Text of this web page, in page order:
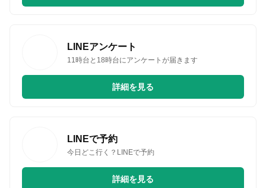
LINEアンケート
11時台と18時台にアンケートが届きます
詳細を見る
LINEで予約
今日どこ行く？LINEで予約
詳細を見る